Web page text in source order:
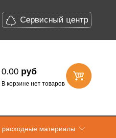
Сервисный центр
0.00 руб
В корзине нет товаров
расходные материалы